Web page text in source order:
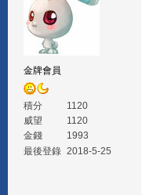
金牌會員
積分
1120
威望
1120
金錢
1993
最後登錄 2018-5-25